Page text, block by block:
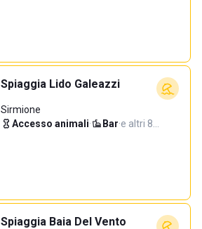
Spiaggia Lido Galeazzi
Sirmione
Accesso animali· Bar·e altri 8…
Spiaggia Baia Del Vento